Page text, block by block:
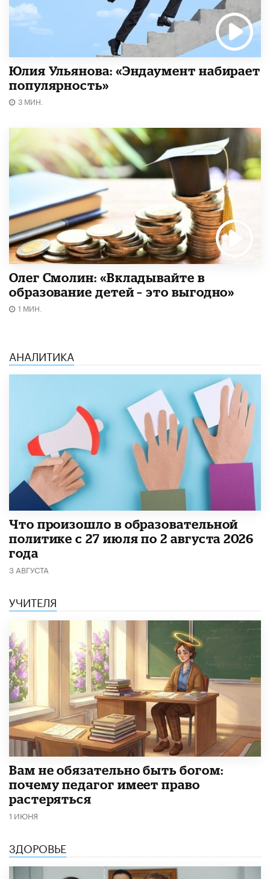
Юлия Ульянова: «Эндаумент набирает
популярность»
3 МИН.
Олег Смолин: «Вкладывайте в
образование детей – это выгодно»
1 МИН.
АНАЛИТИКА
​Что произошло в образовательной
политике с 27 июля по 2 августа 2026
года
3 АВГУСТА
УЧИТЕЛЯ
​Вам не обязательно быть богом:
почему педагог имеет право
растеряться
1 ИЮНЯ
ЗДОРОВЬЕ